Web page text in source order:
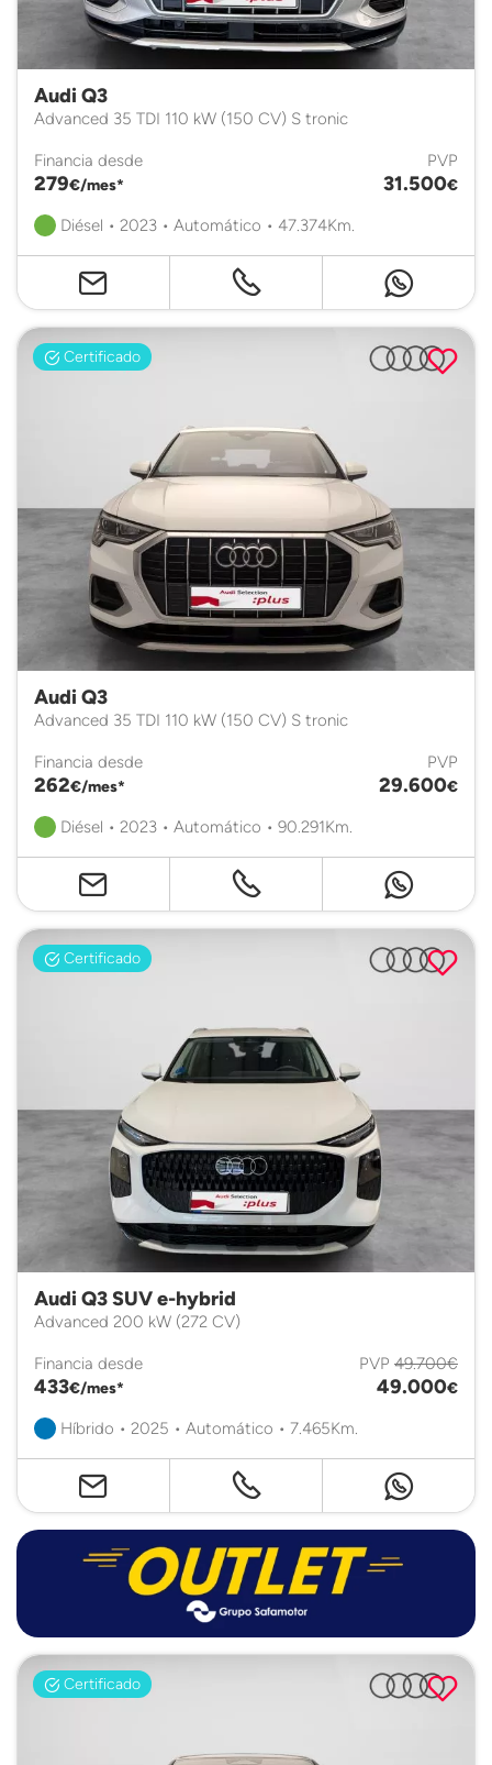
Audi Q3
Advanced 35 TDI 110 kW (150 CV) S tronic
Financia desde
279€/mes*
PVP
31.500€
Diésel • 2023 • Automático • 47.374Km.
Certificado
Audi Q3
Advanced 35 TDI 110 kW (150 CV) S tronic
Financia desde
262€/mes*
PVP
29.600€
Diésel • 2023 • Automático • 90.291Km.
Certificado
Audi Q3 SUV e-hybrid
Advanced 200 kW (272 CV)
Financia desde
433€/mes*
PVP 49.700€
49.000€
Híbrido • 2025 • Automático • 7.465Km.
Certificado